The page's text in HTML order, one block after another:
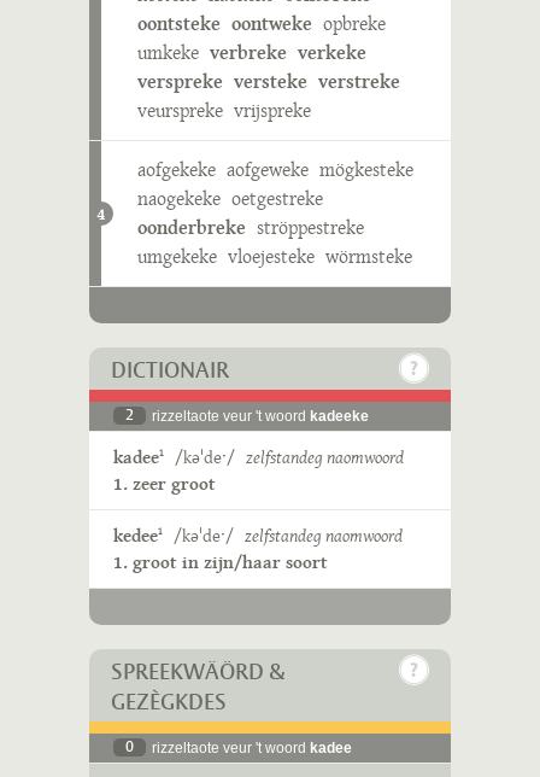
oontsteke oontweke opbreke
umkeke verbreke verkeke
verspreke versteke verstreke
veurspreke vrijspreke
4
aofgekeke aofgeweke mögkesteke
naogekeke oetgestreke
oonderbreke ströppestreke
umgekeke vloejesteke wörmsteke
DICTIONAIR
2 rizzeltaote veur 't woord kadeeke
kadee1 /kəˈdeˑ/ zelfstandeg naomwoord
1. zeer groot
kedee1 /kəˈdeˑ/ zelfstandeg naomwoord
1. groot in zijn/haar soort
SPREEKWÄÖRD &
GEZÈGKDES
0 rizzeltaote veur 't woord kadee